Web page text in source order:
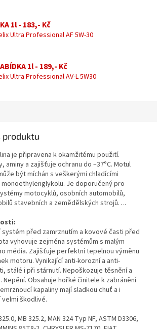
1l - 183,- Kč
Ultra Professional AF 5W-30
1l - 189,- Kč
Ultra Professional AV-L 5W30
produktu
je připravena k okamžitému použití.
aminy a zajišťuje ochranu do –37°C. Motul
být míchán s veškerými chladícími
monoethylenglykolu. Je doporučený pro
motocyklů, osobních automobilů,
stavebních a zemědělských strojů….
systém před zamrznutím a kovové časti před
vyhovuje zejména systémům s malým
média. Zajišťuje perfektní tepelnou výměnu
motoru. Vynikající anti-korozní a anti-
stálé i při stárnutí. Nepoškozuje těsnění a
Obsahuje hořké činitele k zabránění
kapaliny mají sladkou chuť a i
škodlivé.
MB 325.2, MAN 324 Typ NF, ASTM D3306,